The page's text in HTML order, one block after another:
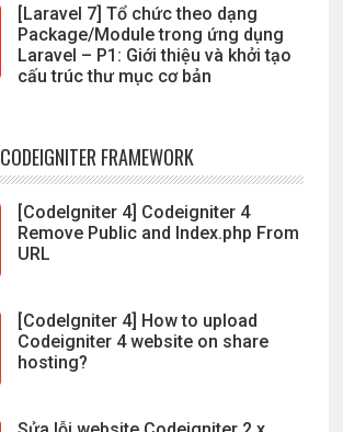
[Laravel 7] Tổ chức theo dạng
Package/Module trong ứng dụng
Laravel – P1: Giới thiệu và khởi tạo
cấu trúc thư mục cơ bản
CODEIGNITER FRAMEWORK
[CodeIgniter 4] Codeigniter 4
Remove Public and Index.php From
URL
[CodeIgniter 4] How to upload
Codeigniter 4 website on share
hosting?